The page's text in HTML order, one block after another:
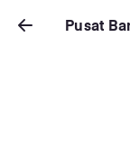
Pusat